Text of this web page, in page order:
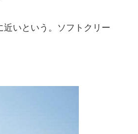
いという。ソフトクリー